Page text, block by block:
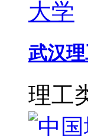
武汉
理工